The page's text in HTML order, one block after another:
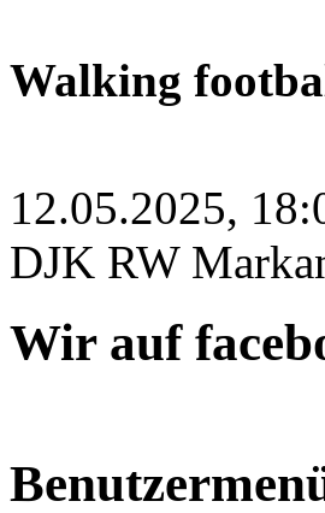
Walking
12.05.2025,
DJK RW
Wir auf